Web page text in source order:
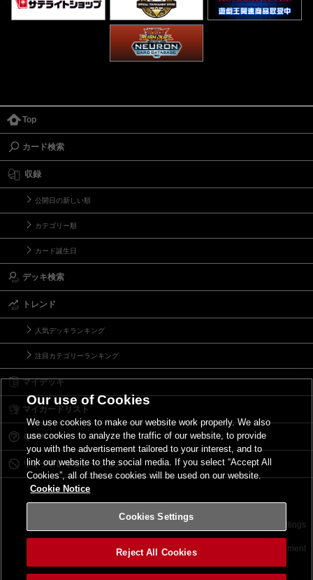
Top
カード検索
収録
公開日の新しい順
カテゴリー順
カード誕生日
デッキ検索
トレンド
人気デッキランキング
注目カテゴリーランキング
マイデッキ
マイカードリスト
Ｑ＆Ａ
リミットレギュレーション
サイトポリシー Cookies Settings
©2026 Konami Digital Entertainment
Our use of Cookies
We use cookies to make our website work properly. We also
use cookies to analyze the traffic of our website, to provide
you with the advertisement tailored to your interest, and to
link our website to the social media. If you select “Accept All
Cookies”, all of these cookies will be used on our website.
Cookie Notice
Cookies Settings
Reject All Cookies